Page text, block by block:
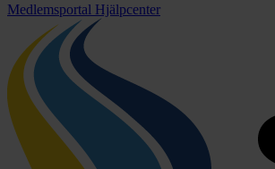
Medlemsportal Hjälpcenter